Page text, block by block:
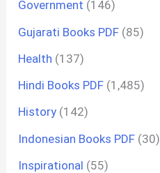
Government (146)
Gujarati Books PDF (85)
Health (137)
Hindi Books PDF (1,485)
History (142)
Indonesian Books PDF (30)
Inspirational (55)